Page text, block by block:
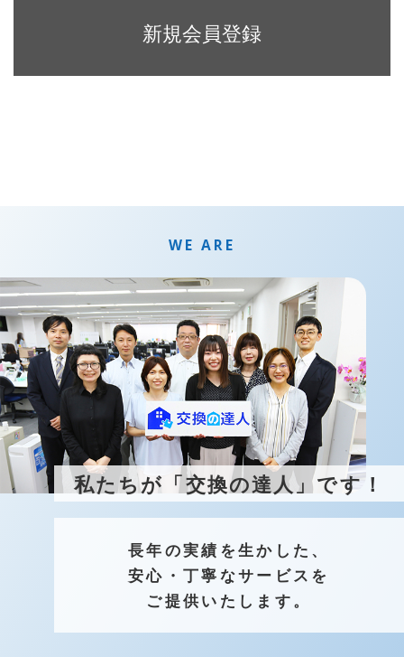
新規会員登録
WE ARE
私たちが「交換の達人」です！
長年の実績を生かした、
安心・丁寧なサービスを
ご提供いたします。
現在お使いの商品「AAA123」で検索
検索結果：AAA123 , AAA124 , AAA125
表示された商品は、交換可能な商品です。
品番の確認方法
※取扱説明書をお持ちであれば、そちらから確認する
ことも可能です。